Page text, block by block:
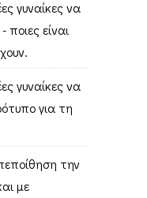
γυναίκες να
ποιες είναι
γυναίκες να
για τη
την
με